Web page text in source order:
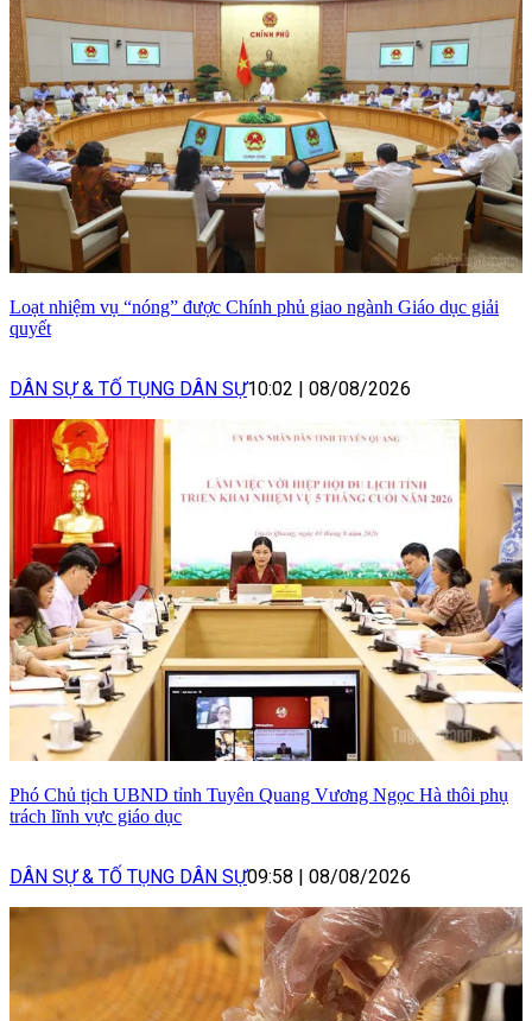
Loạt nhiệm vụ “nóng” được Chính phủ giao ngành Giáo dục giải
quyết
DÂN SỰ & TỐ TỤNG DÂN SỰ10:02 08/08/2026
Phó Chủ tịch UBND tỉnh Tuyên Quang Vương Ngọc Hà thôi phụ
trách lĩnh vực giáo dục
DÂN SỰ & TỐ TỤNG DÂN SỰ09:58 08/08/2026